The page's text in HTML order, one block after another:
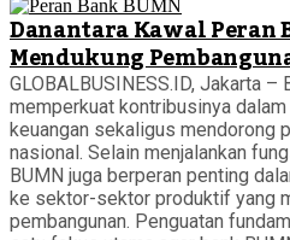
Danantara Kawal Peran
Mendukung
GLOBALBUSINESS.ID, Jakarta
memperkuat kontribusinya
keuangan sekaligus mendorong
nasional. Selain menjalankan
BUMN juga berperan penting
ke sektor-sektor produktif yang
pembangunan. Penguatan